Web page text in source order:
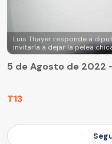
Luis Thayer responde a
invitaría a dejar la pelea
T13
5 de Agosto de 2022